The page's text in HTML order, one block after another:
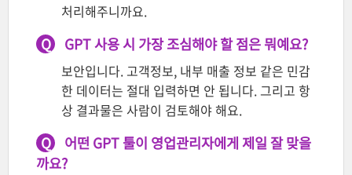
처리해주니까요.
Q GPT 사용 시 가장 조심해야 할 점은 뭐예요?
보안입니다. 고객정보, 내부 매출 정보 같은 민감
한 데이터는 절대 입력하면 안 됩니다. 그리고 항
상 결과물은 사람이 검토해야 해요.
Q
어떤 GPT 툴이 영업관리자에게 제일 잘 맞을
까요?